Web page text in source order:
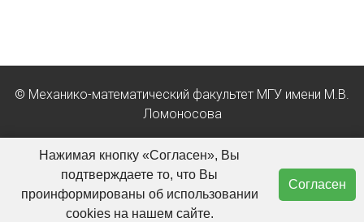
© Механико-математический факультет МГУ имени М.В.
Ломоносова
Положение об обработке персональных данных в МГУ
имени М.В. Ломоносова
О сайте
Нажимая кнопку «Согласен», Вы
подтверждаете то, что Вы
проинформированы об использовании
cookies на нашем сайте.
Согласен